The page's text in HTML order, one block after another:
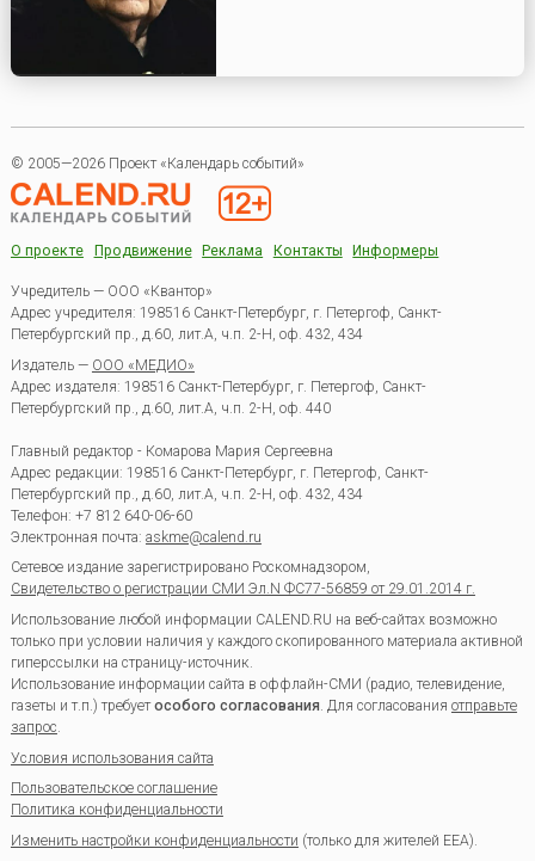
© 2005—2026 Проект «Календарь событий»
О проекте Продвижение Реклама Контакты Информеры
Учредитель — ООО «Квантор»
Адрес учредителя: 198516 Санкт-Петербург, г. Петергоф, Санкт-
Петербургский пр., д.60, лит.А, ч.п. 2-Н, оф. 432, 434
Издатель — ООО «МЕДИО»
Адрес издателя: 198516 Санкт-Петербург, г. Петергоф, Санкт-
Петербургский пр., д.60, лит.А, ч.п. 2-Н, оф. 440
Главный редактор - Комарова Мария Сергеевна
Адрес редакции: 198516 Санкт-Петербург, г. Петергоф Санкт-
Петербургский пр., д.60, лит.А, ч.п. 2-Н, оф. 432, 434
Телефон: +7 812 640-06-60
Электронная почта: askme@calend.ru
Сетевое издание зарегистрировано Роскомнадзором,
Свидетельство о регистрации СМИ Эл.N ФС77-56859 от 29.01.2014 г.
Использование любой информации CALEND.RU на веб-сайтах возможно
только при условии наличия у каждого скопированного материала активной
гиперссылки на страницу-источник.
Использование информации сайта в оффлайн-СМИ (радио, телевидение,
газеты и т.п.) требуетособого согласования. Для согласования отправьте
запрос.
Условия использования сайта
Пользовательское соглашение
Политика конфиденциальности
Изменить настройки конфиденциальности (только для жителей EEA).